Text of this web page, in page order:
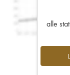
alle